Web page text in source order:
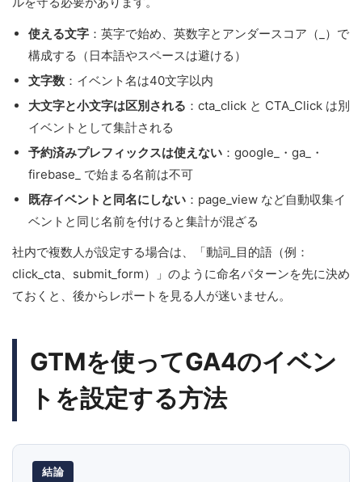
使える文字 ：英字で始め、英数字とアンダースコア（_）で
構成する（日本語やスペースは避ける）
文字数 ：イベント名は40文字以内
大文字と小文字は区別される ：cta_click と CTA_Click は別
イベントとして集計される
予約済みプレフィックスは使えない ：google_・ga_・
firebase_ で始まる名前は不可
既存イベントと同名にしない ：page_view など自動収集イ
ベントと同じ名前を付けると集計が混ざる
社内で複数人が設定する場合は、「動詞_目的語（例：
click_cta、submit_form）」のように命名パターンを先に決め
ておくと、後からレポートを見る人が迷いません。
GTMを使ってGA4のイベン
トを設定する方法
結論